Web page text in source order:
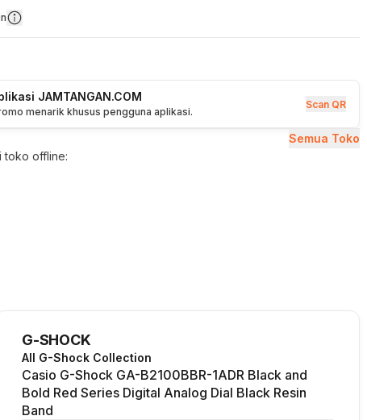
JAMTANGAN.COM
menarik khusus pengguna aplikasi.
Scan QR
Semua Toko
toko offline:
G-SHOCK
All G-Shock Collection
Casio G-Shock GA-B2100BBR-1ADR Black and
Bold Red Series Digital Analog Dial Black Resin
Band